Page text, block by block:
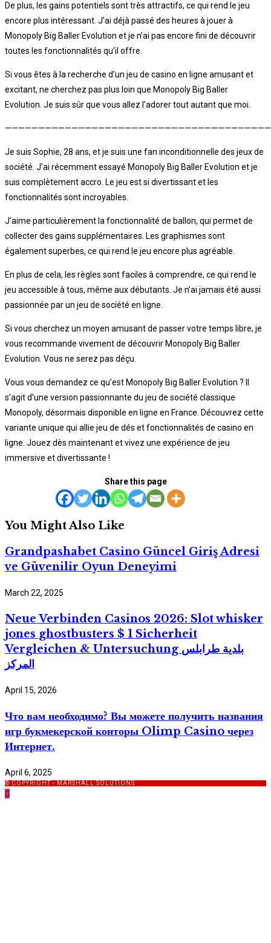
De plus, les gains potentiels sont très attractifs, ce qui rend le jeu
encore plus intéressant. J’ai déjà passé des heures à jouer à
Monopoly Big Baller Evolution et je n’ai pas encore fini de découvrir
toutes les fonctionnalités qu’il offre.
Si vous êtes à la recherche d’un jeu de casino en ligne amusant et
excitant, ne cherchez pas plus loin que Monopoly Big Baller
Evolution. Je suis sûr que vous allez l’adorer tout autant que moi.
Je suis Sophie, 28 ans, et je suis une fan inconditionnelle des jeux de
société. J’ai récemment essayé Monopoly Big Baller Evolution et je
suis complètement accro. Le jeu est si divertissant et les
fonctionnalités sont incroyables.
J’aime particulièrement la fonctionnalité de ballon, qui permet de
collecter des gains supplémentaires. Les graphismes sont
également superbes, ce qui rend le jeu encore plus agréable.
En plus de cela, les règles sont faciles à comprendre, ce qui rend le
jeu accessible à tous, même aux débutants. Je n’ai jamais été aussi
passionnée par un jeu de société en ligne.
Si vous cherchez un moyen amusant de passer votre temps libre, je
vous recommande vivement de découvrir Monopoly Big Baller
Evolution. Vous ne serez pas déçu.
Vous vous demandez ce qu’est Monopoly Big Baller Evolution ? Il
s’agit d’une version passionnante du jeu de société classique
Monopoly, désormais disponible en ligne en France. Découvrez cette
variante unique qui allie jeu de dés et fonctionnalités de casino en
ligne. Jouez dès maintenant et vivez une expérience de jeu
immersive et divertissante !
Share this page
You Might Also Like
Grandpashabet Casino Güncel Giriş Adresi
ve Güvenilir Oyun Deneyimi
March 22, 2025
Neue Verbinden Casinos 2026: Slot whisker
jones ghostbusters $ 1 Sicherheit
Vergleichen & Untersuchung بلدية طرابلس
المركز
April 15, 2026
Что вам необходимо? Вы можете получить названия
игр букмекерской конторы Olimp Casino через
Интернет.
April 6, 2025
© COPYRIGHT - MARSHALL SOLUTIONS